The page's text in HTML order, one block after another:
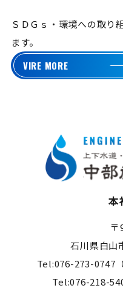
ＳＤＧｓ・環境への取り
ます。
VIRE MORE
本
石川県白山
Tel:076-273-0747
Tel:076-218-